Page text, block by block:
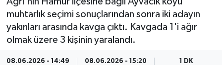
muhtarlık seçimi sonuçlarından sonra iki adayın
yakınları arasında kavga çıktı. Kavgada 1'i ağır
olmak üzere 3 kişinin yaralandı.
08.06.2026 - 14:49 08.06.2026 - 15:20 1 DK
Sağlık
Son Dakika Haberleri